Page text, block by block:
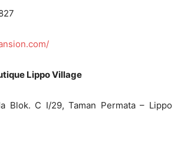
Lippo Village
Blok. C I/29, Taman Permata – Lippo